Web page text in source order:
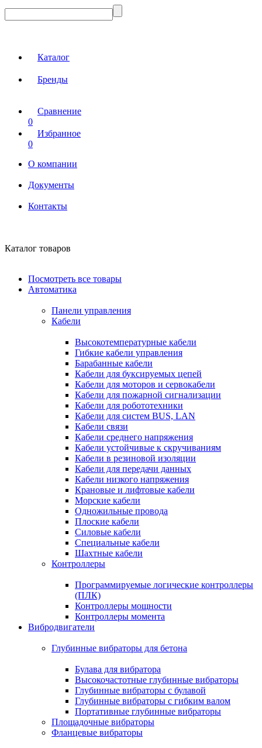
Каталог
Бренды
Сравнение
0
Избранное
0
О компании
Документы
Контакты
Каталог товаров
Посмотреть все товары
Автоматика
Панели управления
Кабели
Высокотемпературные кабели
Гибкие кабели управления
Барабанные кабели
Кабели для буксируемых цепей
Кабели для моторов и сервокабели
Кабели для пожарной сигнализации
Кабели для робототехники
Кабели для систем BUS, LAN
Кабели связи
Кабели среднего напряжения
Кабели устойчивые к скручиваниям
Кабели в резиновой изоляции
Кабели для передачи данных
Кабели низкого напряжения
Крановые и лифтовые кабели
Морские кабели
Одножильные провода
Плоские кабели
Силовые кабели
Специальные кабели
Шахтные кабели
Контроллеры
Программируемые логические контроллеры
(ПЛК)
Контроллеры мощности
Контроллеры момента
Вибродвигатели
Глубинные вибраторы для бетона
Булава для вибратора
Высокочастотные глубинные вибраторы
Глубинные вибраторы с булавой
Глубинные вибраторы с гибким валом
Портативные глубинные вибраторы
Площадочные вибраторы
Фланцевые вибраторы